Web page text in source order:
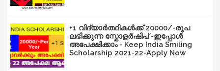
+1 വിദ്യാർത്ഥികൾക്ക് 20000/-രൂപ
ലഭിക്കുന്ന സ്കോളർഷിപ് -ഇപ്പോൾ
അപേക്ഷിക്കാം - Keep India Smiling
Scholarship 2021-22-Apply Now